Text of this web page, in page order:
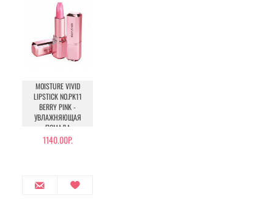
MOISTURE VIVID
LIPSTICK NO.PK11
BERRY PINK -
УВЛАЖНЯЮЩАЯ
ПОМАДА
1140.00Р.